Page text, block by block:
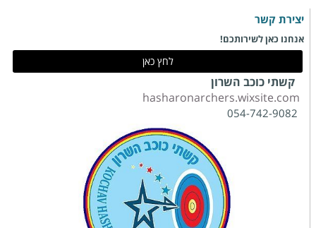
יצירת קשר
אנחנו כאן לשירותכם!
לחץ כאן
קשתי כוכב השרון
hasharonarchers.wixsite.com
054-742-9082